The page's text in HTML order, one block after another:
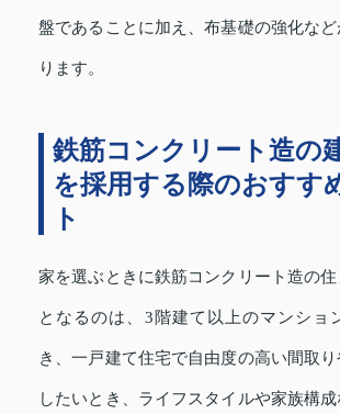
盤であることに加え、布基礎の強化な
ります。
鉄筋コンクリート造の
を採用する際のおすす
ト
家を選ぶときに鉄筋コンクリート造の
となるのは、3階建て以上のマンショ
き、一戸建て住宅で自由度の高い間取
したいとき、ライフスタイルや家族構